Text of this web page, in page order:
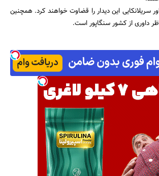
به ذکر است، 4 داور سریلانکایی این دیدار را قضاوت خواهند کرد. همچنین
داوری از کشور سنگاپور است.